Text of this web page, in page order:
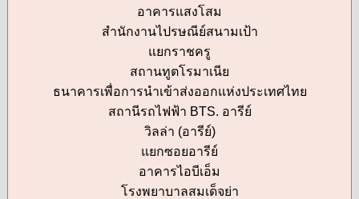
อาคารแสงโสม
สำนักงานไปรษณีย์สนามเป้า
แยกราชครู
สถานทูตโรมาเนีย
ธนาคารเพื่อการนำเข้าส่งออกแห่งประเทศไทย
สถานีรถไฟฟ้า BTS. อารีย์
วิลล่า (อารีย์)
แยกซอยอารีย์
อาคารไอบีเอ็ม
โรงพยาบาลสมเด็จย่า